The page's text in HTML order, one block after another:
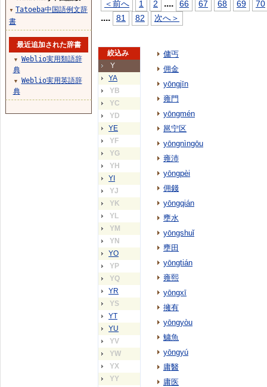
＜前へ 1 2 .... 66 67 68 69 70
.... 81 82 次へ＞
絞込み
Y
YA
YB
YC
YD
YE
YF
YG
YH
YI
YJ
YK
YL
YM
YN
YO
YP
YQ
YR
YS
YT
YU
YV
YW
YX
YY
傭丐
佣金
yōngjīn
雍門
yōngmén
邕宁区
yōngnìngōu
雍沛
yōngpèi
佣錢
yōngqián
壅水
yōngshuǐ
壅田
yōngtián
雍熙
yōngxī
擁有
yōngyòu
鱅魚
yōngyú
庸醫
庸医
▼ Tatoeba中国語例文辞
書
最近追加された辞書
▼
Weblio実用類語辞
典
▼
Weblio実用英語辞
典